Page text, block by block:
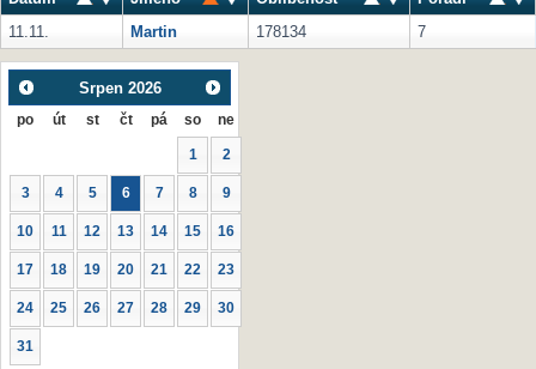
11.11.
Martin 178134 7
Srpen 2026
po út st čt pá so ne
1 2
3 4 5 6 7 8 9
10 11 12 13 14 15 16
17 18 19 20 21 22 23
24 25 26 27 28 29 30
31